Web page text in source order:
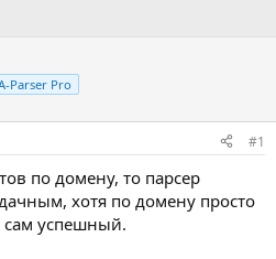
Parser Pro
#1
по домену, то парсер
хотя по домену просто
сам успешный.